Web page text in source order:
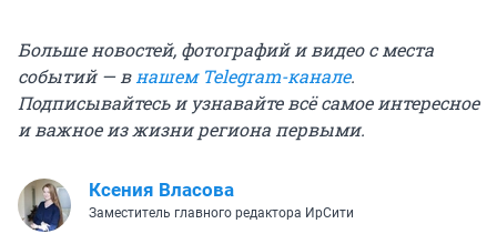
Больше новостей, фотографий и видео с места
событий — в нашем Telegram-канале.
Подписывайтесь и узнавайте всё самое интересное
и важное из жизни региона первыми.
Ксения Власова
Заместитель главного редактора ИрСити